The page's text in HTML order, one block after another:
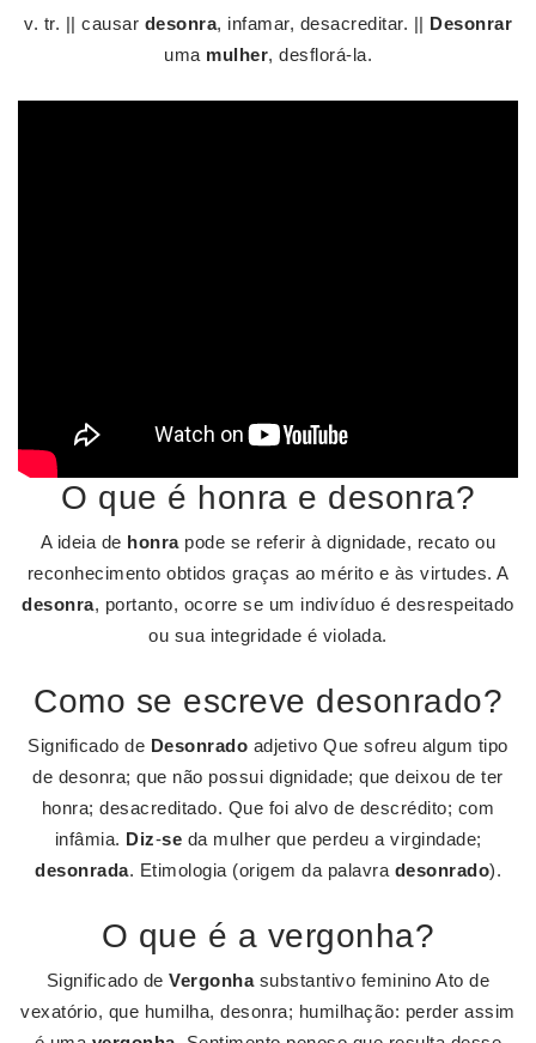
v. tr. || causar desonra, infamar, desacreditar. || Desonrar
uma mulher, desflorá-la.
O que é honra e desonra?
A ideia de honrapode se referir à dignidade, recato ou
reconhecimento obtidos graças ao mérito e às virtudes. A
desonra, portanto, ocorre se um indivíduo é desrespeitado
ou sua integridade é violada.
Como se escreve desonrado?
Significado de Desonrado adjetivo Que sofreu algum tipo
de desonra; que não possui dignidade; que deixou de ter
honra; desacreditado. Que foi alvo de descrédito; com
infâmia. Diz-se da mulher que perdeu a virgindade;
desonrada. Etimologia (origem da palavra desonrado).
O que é a vergonha?
Significado deVergonhasubstantivo feminino Ato de
vexatório, que humilha, desonra; humilhação: perder assim